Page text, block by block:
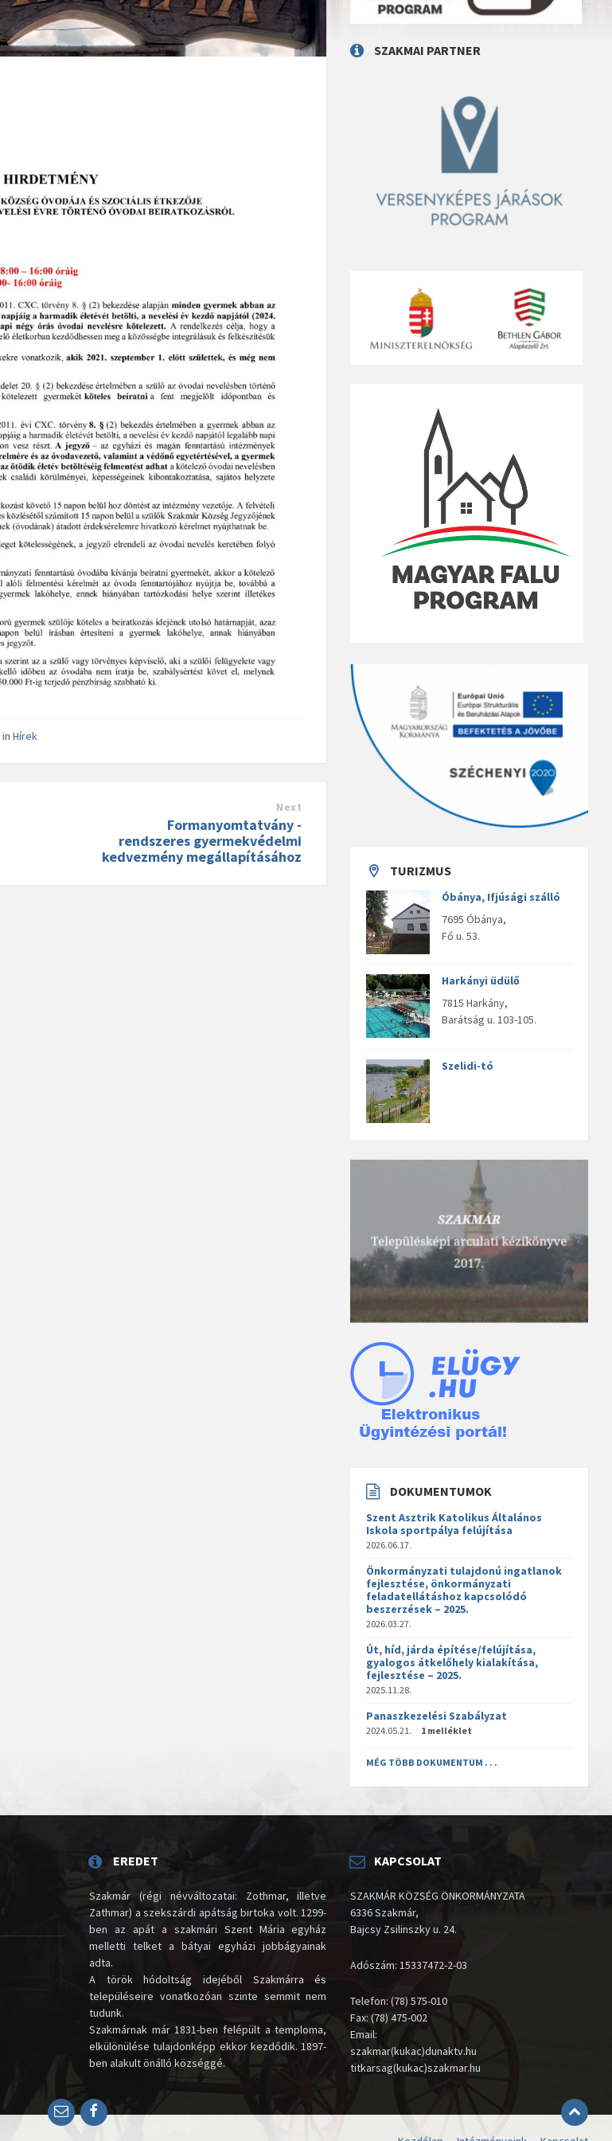
inHírek
Next
Formanyomtatvány -
rendszeres gyermekvédelmi
kedvezmény megállapításához
SZAKMAI PARTNER
TURIZMUS
Óbánya, Ifjúsági szálló
7695 Óbánya,
Fő u. 53.
Harkányi üdülő
7815 Harkány,
Barátság u. 103-105.
Szelidi-tó
DOKUMENTUMOK
Szent Asztrik Katolikus Általános
Iskola sportpálya felújítása
2026.06.17.
Önkormányzati tulajdonú ingatlanok
fejlesztése, önkormányzati
feladatellátáshoz kapcsolódó
beszerzések – 2025.
2026.03.27.
Út, híd, járda építése/felújítása,
gyalogos átkelőhely kialakítása,
fejlesztése – 2025.
2025.11.28.
Panaszkezelési Szabályzat
2024.05.21. 1 melléklet
MÉG TÖBB DOKUMENTUM . . .
EREDET
Szakmár (régi névváltozatai: Zothmar, illetve
Zathmar) a szekszárdi apátság birtoka volt. 1299-
ben az apát a szakmári Szent Mária egyház
melletti telket a bátyai egyházi jobbágyainak
adta.
A török hódoltság idejéből Szakmárra és
településeire vonatkozóan szinte semmit nem
tudunk.
Szakmárnak már 1831-ben felépült a temploma,
elkülönülése tulajdonképp ekkor kezdődik. 1897-
ben alakult önálló községgé.
KAPCSOLAT
SZAKMÁR KÖZSÉG ÖNKORMÁNYZATA
6336 Szakmár,
Bajcsy Zsilinszky u. 24.
Adószám: 15337472-2-03
Telefon: (78) 575-010
Fax: (78) 475-002
Email:
szakmar(kukac)dunaktv.hu
titkarsag(kukac)szakmar.hu
EmailFacebook